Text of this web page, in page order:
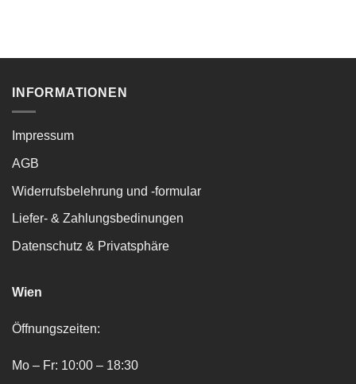
INFORMATIONEN
Impressum
AGB
Widerrufsbelehrung und -formular
Liefer- & Zahlungsbedinungen
Datenschutz & Privatsphäre
Wien
Öffnungszeiten:
Mo – Fr: 10:00 – 18:30